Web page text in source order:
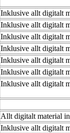
Inklusive allt digitalt
Inklusive allt digitalt
Inklusive allt digitalt
Inklusive allt digitalt
Inklusive allt digitalt
Inklusive allt digitalt
Inklusive allt digitalt
Allt digitalt material
Inklusive allt digitalt